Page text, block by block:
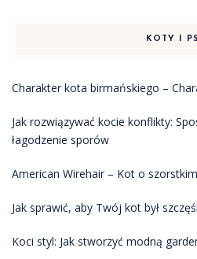
KOTY I
Charakter kota birmańskiego –
Jak rozwiązywać kocie konflikty:
łagodzenie sporów
American Wirehair – Kot o
Jak sprawić, aby Twój kot był
Koci styl: Jak stworzyć modną